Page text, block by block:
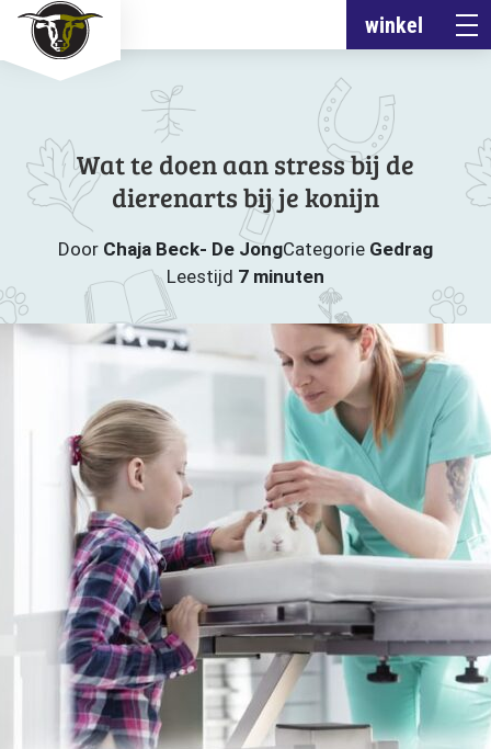
winkel
Wat te doen aan stress bij de
dierenarts bij je konijn
Door Chaja Beck- De JongCategorie Gedrag
Leestijd 7 minuten